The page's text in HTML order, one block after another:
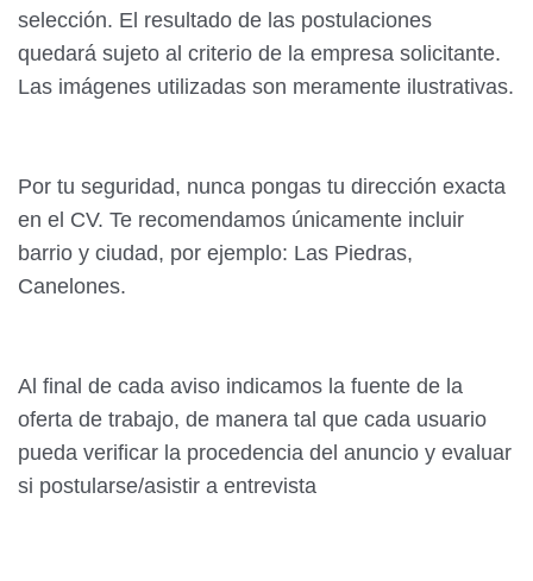
selección. El resultado de las postulaciones
quedará sujeto al criterio de la empresa solicitante.
Las imágenes utilizadas son meramente ilustrativas.
Por tu seguridad, nunca pongas tu dirección exacta
en el CV. Te recomendamos únicamente incluir
barrio y ciudad, por ejemplo: Las Piedras,
Canelones.
Al final de cada aviso indicamos la fuente de la
oferta de trabajo, de manera tal que cada usuario
pueda verificar la procedencia del anuncio y evaluar
si postularse/asistir a entrevista